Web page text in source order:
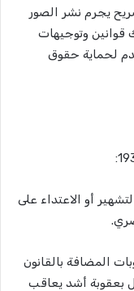
يجرم نشر الصور
قوانين وتوجيهات
لحماية حقوق
أو الاعتداء على
العقوبات المضافة بالقانون
الإخلال بعقوبة أشد يعاقب